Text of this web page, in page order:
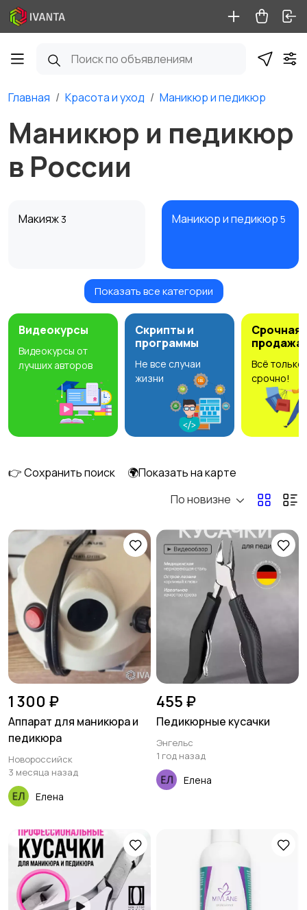
Главная Красота и уход Маникюр и педикюр
Маникюр и педикюр
в России
Макияж 3 Маникюр и педикюр 5
Товары для здоровья
4
Парфюмерия
Стрижка и удаление
3
Уход за волосами4
Тату и татуаж Солярии и загар
Средства для
гигиены5
Другое 2
Показать все категории
Видеокурсы
Видеокурсы от
лучших авторов
Скрипты и
программы
Не все случаи
жизни
Срочная
продажа
Всё только
срочно!
👉 Сохранить поиск
🌍Показать на карте
По новизне
1 300 ₽
Аппарат для маникюра и
педикюра
Новороссийск
3 месяца назад
Елена
455 ₽
Педикюрные кусачки
Энгельс
1 год назад
Елена